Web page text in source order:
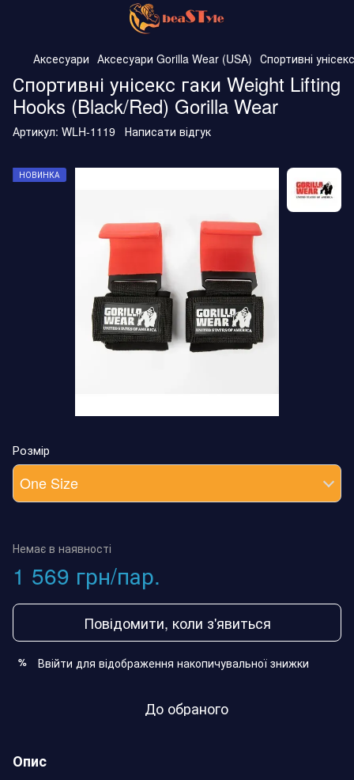
Аксесуари Аксесуари Gorilla Wear (USA) Спортивні
Спортивні унісекс гаки Weight Lifting
Hooks (Black/Red) Gorilla Wear
Артикул: WLH-1119 Написати відгук
НОВИНКА
Розмір
One Size
Немає в наявності
1 569 грн/пар.
Повідомити, коли з'явиться
% Ввійти для відображення накопичувальної знижки
До обраного
Опис